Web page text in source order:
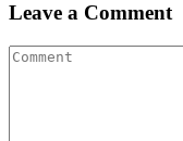
Leave a Comment